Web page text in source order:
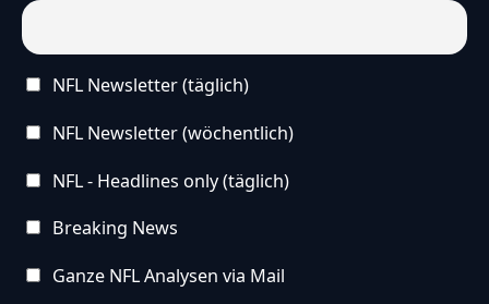
Wir freuen uns überdein Feedback.
NFL Newsletter (täglich)
NFL Newsletter (wöchentlich)
NFL - Headlines only (täglich)
Breaking News
Ganze NFL Analysen via Mail